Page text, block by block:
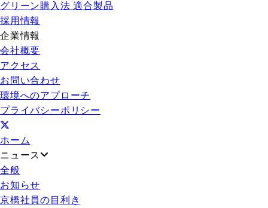
グリーン購入法 適合製品
採用情報
企業情報
会社概要
アクセス
お問い合わせ
環境へのアプローチ
プライバシーポリシー
ホーム
ニュース
全般
お知らせ
京橋社員の目利き